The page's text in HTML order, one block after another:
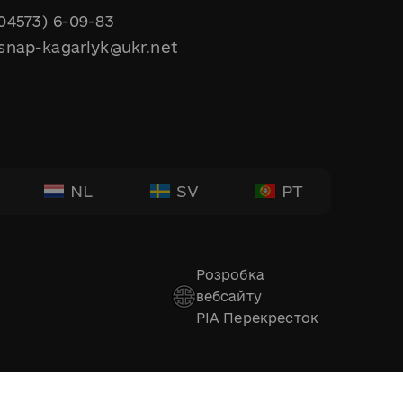
6-09-83
kagarlyk@ukr.net
NL SV PT
Розробка
вебсайту
РІА Перекресток